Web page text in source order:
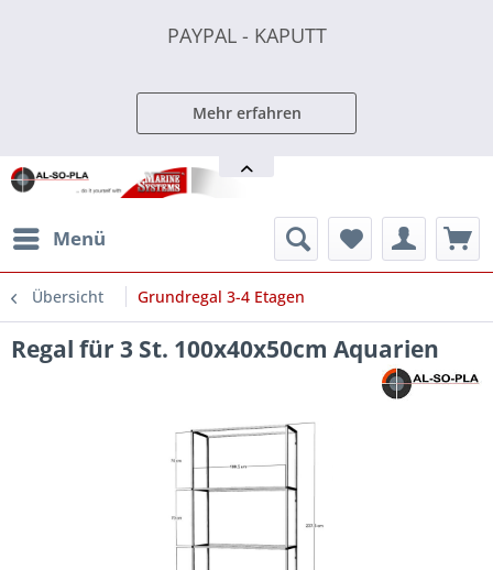
PAYPAL - KAPUTT
Mehr erfahren
Menü
Übersicht Grundregal 3-4 Etagen
Regal für 3 St. 100x40x50cm Aquarien